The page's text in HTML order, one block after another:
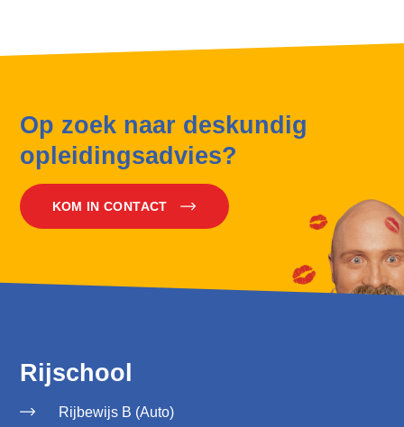
Op zoek naar deskundig
opleidingsadvies?
KOM IN CONTACT
Rijschool
Rijbewijs B (Auto)